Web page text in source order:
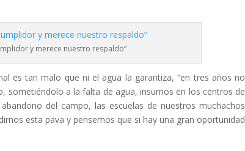
y merece nuestro respaldo”
es tan malo que ni el agua la garantiza, “en tres años no
sometiéndolo a la falta de agua, insumos en los centros de
del campo, las escuelas de nuestros muchachos
esta pava y pensemos que si hay una gran oportunidad